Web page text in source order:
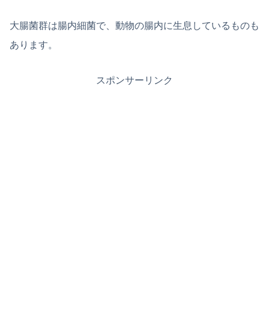
大腸菌群は腸内細菌で、動物の腸内に生息しているものも
あります。
スポンサーリンク